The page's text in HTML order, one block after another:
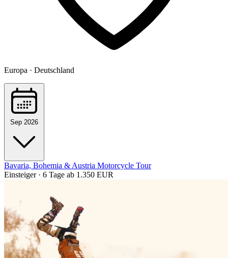
Europa · Deutschland
Sep 2026
Bavaria, Bohemia & Austria Motorcycle Tour
Einsteiger · 6 Tage ab 1.350 EUR